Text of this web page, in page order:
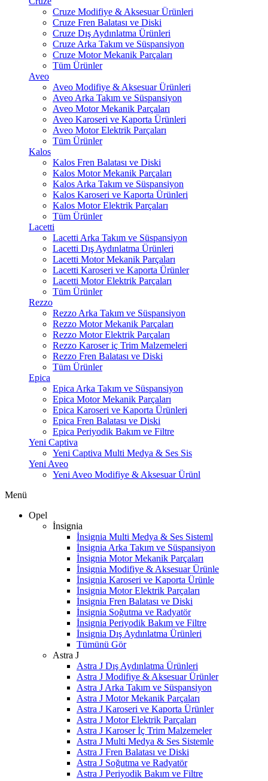
Cruze Modifiye & Aksesuar Ürünleri
Cruze Fren Balatası ve Diski
Cruze Dış Aydınlatma Ürünleri
Cruze Arka Takım ve Süspansiyon
Cruze Motor Mekanik Parçaları
Tüm Ürünler
Aveo
Aveo Modifiye & Aksesuar Ürünleri
Aveo Arka Takım ve Süspansiyon
Aveo Motor Mekanik Parçaları
Aveo Karoseri ve Kaporta Ürünleri
Aveo Motor Elektrik Parçaları
Tüm Ürünler
Kalos
Kalos Fren Balatası ve Diski
Kalos Motor Mekanik Parçaları
Kalos Arka Takım ve Süspansiyon
Kalos Karoseri ve Kaporta Ürünleri
Kalos Motor Elektrik Parçaları
Tüm Ürünler
Lacetti
Lacetti Arka Takım ve Süspansiyon
Lacetti Dış Aydınlatma Ürünleri
Lacetti Motor Mekanik Parçaları
Lacetti Karoseri ve Kaporta Ürünler
Lacetti Motor Elektrik Parçaları
Tüm Ürünler
Rezzo
Rezzo Arka Takım ve Süspansiyon
Rezzo Motor Mekanik Parçaları
Rezzo Motor Elektrik Parçaları
Rezzo Karoser iç Trim Malzemeleri
Rezzo Fren Balatası ve Diski
Tüm Ürünler
Epica
Epica Arka Takım ve Süspansiyon
Epica Motor Mekanik Parçaları
Epica Karoseri ve Kaporta Ürünleri
Epica Fren Balatası ve Diski
Epica Periyodik Bakım ve Filtre
Yeni Captiva
Yeni Captiva Multi Medya & Ses Sis
Yeni Aveo
Yeni Aveo Modifiye & Aksesuar Ürünl
Menü
Opel
İnsignia
İnsignia Multi Medya & Ses Sisteml
İnsignia Arka Takım ve Süspansiyon
İnsignia Motor Mekanik Parçaları
İnsignia Modifiye & Aksesuar Ürünle
İnsignia Karoseri ve Kaporta Ürünle
İnsignia Motor Elektrik Parçaları
İnsignia Fren Balatası ve Diski
İnsignia Soğutma ve Radyatör
İnsignia Periyodik Bakım ve Filtre
İnsignia Dış Aydınlatma Ürünleri
Tümünü Gör
Astra J
Astra J Dış Aydınlatma Ürünleri
Astra J Modifiye & Aksesuar Ürünler
Astra J Arka Takım ve Süspansiyon
Astra J Motor Mekanik Parçaları
Astra J Karoseri ve Kaporta Ürünler
Astra J Motor Elektrik Parçaları
Astra J Karoser İç Trim Malzemeler
Astra J Multi Medya & Ses Sistemle
Astra J Fren Balatası ve Diski
Astra J Soğutma ve Radyatör
Astra J Periyodik Bakım ve Filtre